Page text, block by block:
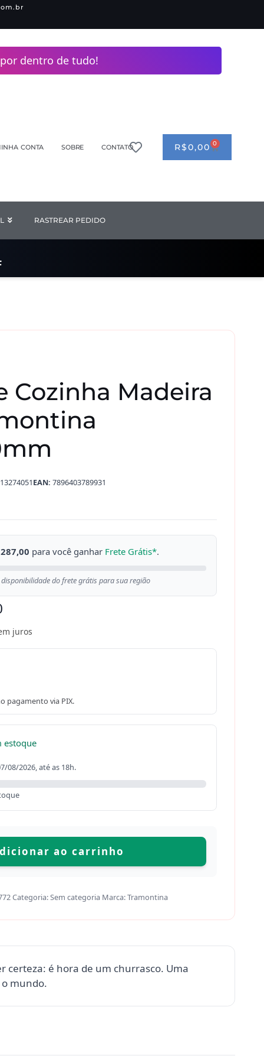
dentro de tudo!
CONTA SOBRE CONTATO R$0,00 0 CART
Open INDUSTRIAL
RASTREAR PEDIDO
Cozinha Madeira
13274051EAN: 7896403789931
para você ganhar Frete Grátis*.
do frete grátis para sua região
juros
pagamento via PIX.
estoque
08/2026, até as 18h.
ao carrinho
Categoria:Sem categoria Marca:Tramontina
certeza: é hora de um churrasco. Uma
mundo.